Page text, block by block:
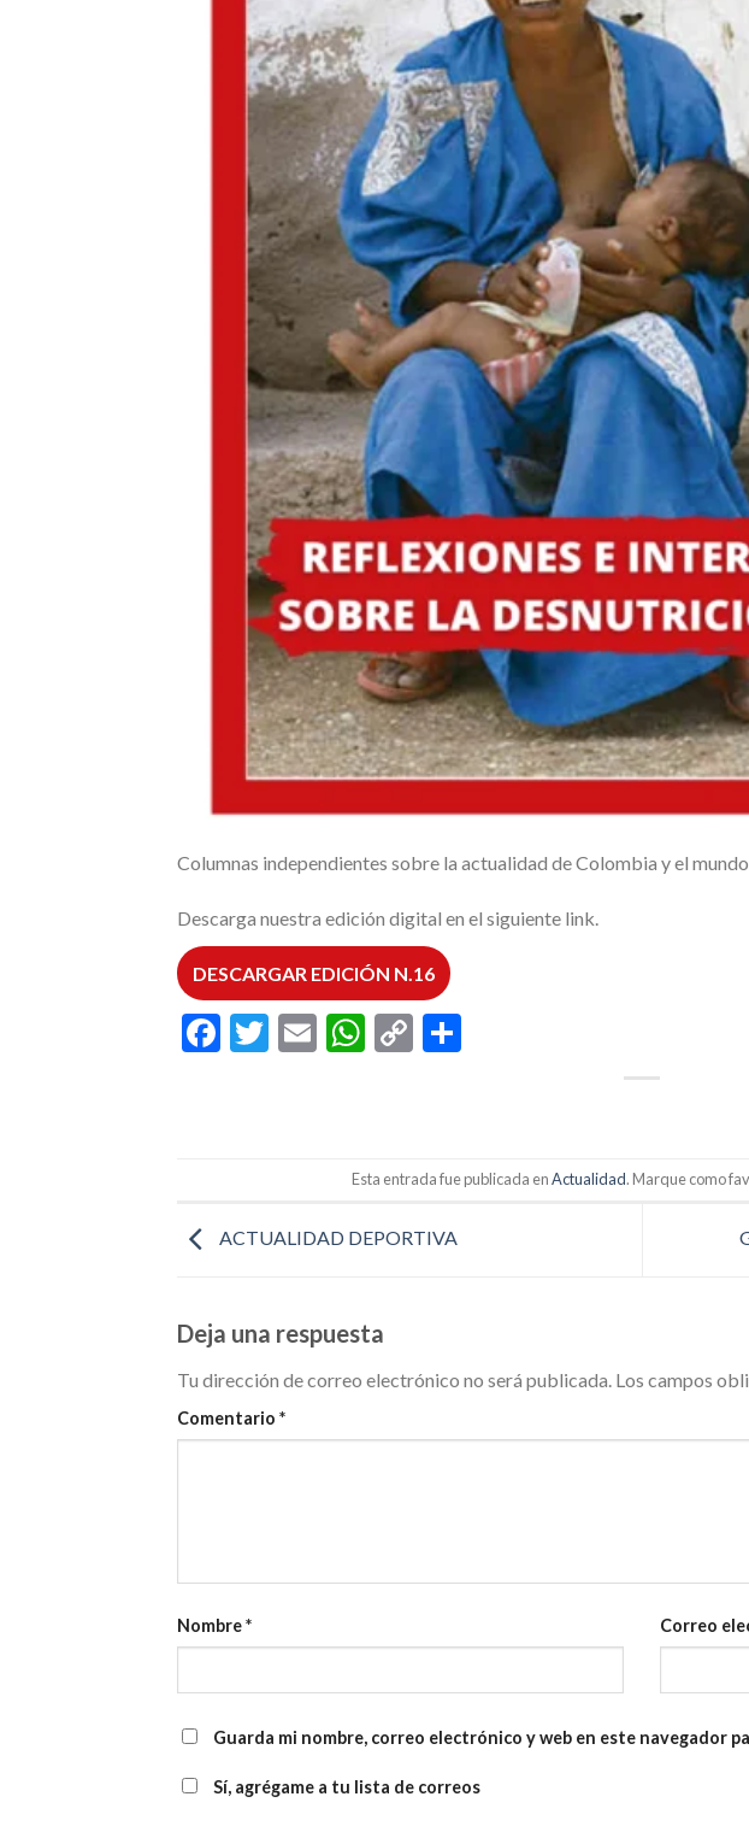
Columnas independientes sobre la actualidad de Colombia y el
Descarga nuestra edición digital en el siguiente link.
DESCARGAR EDICIÓN N.16
Facebook
Twitter
EmailWhatsApp
Copy
Esta entrada fue publicada enActualidad. Marque como
ACTUALIDAD DEPORTIVA
Deja una respuesta
Tu dirección de correo electrónico no será publicada. Los campos
Comentario *
Nombre* Correo
Guarda mi nombre, correo electrónico y web en este navegador
Sí, agrégame a tu lista de correos